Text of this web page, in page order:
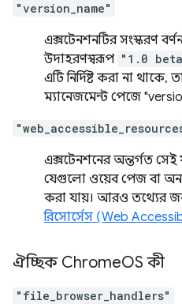
"version_name"
এক্সটেনশনটির সংস্করণ
উদাহরণস্বরূপ "1.0
এটি নির্দিষ্ট করা না
ম্যানেজমেন্ট পেজে
এক্সটেনশনের অন্তর্গত
যেগুলো ওয়েব পেজ বা
করা যায়। আরও তথ্যের
রিসোর্সেস (Web
ঐচ্ছিক ChromeOS কী
"file_browser_handlers"